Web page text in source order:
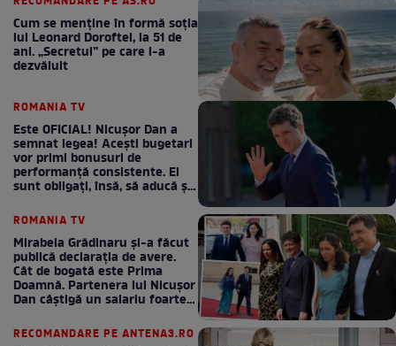
Cum se menţine în formă soţia
lui Leonard Doroftei, la 51 de
ani. „Secretul” pe care l-a
dezvăluit
ROMANIA TV
Este OFICIAL! Nicușor Dan a
semnat legea! Acești bugetari
vor primi bonusuri de
performanță consistente. Ei
sunt obligați, însă, să aducă și
ROMANIA TV
Mirabela Grădinaru și-a făcut
publică declarația de avere.
Cât de bogată este Prima
Doamnă. Partenera lui Nicușor
Dan câștigă un salariu foarte
RECOMANDARE PE ANTENA3.RO